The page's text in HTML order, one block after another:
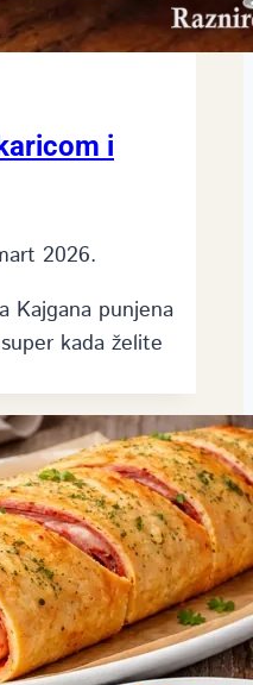
i
2026.
Kajgana punjena
kada želite